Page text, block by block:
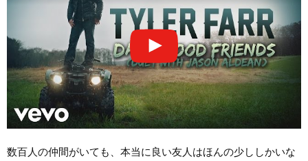
数百人の仲間がいても、本当に良い友人はほんの少ししかいな